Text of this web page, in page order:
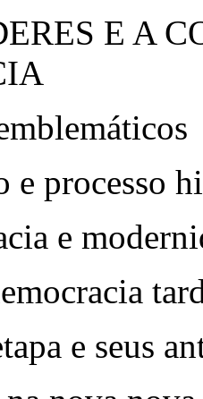
E A
e processo
e
e seus